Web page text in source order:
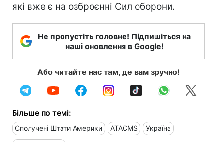
які вже є на озброєнні Сил оборони.
Не пропустіть головне! Підпишіться на
наші оновлення в Google!
Або читайте нас там, де вам зручно!
Більше по темі:
Сполучені Штати Америки ATACMS Україна